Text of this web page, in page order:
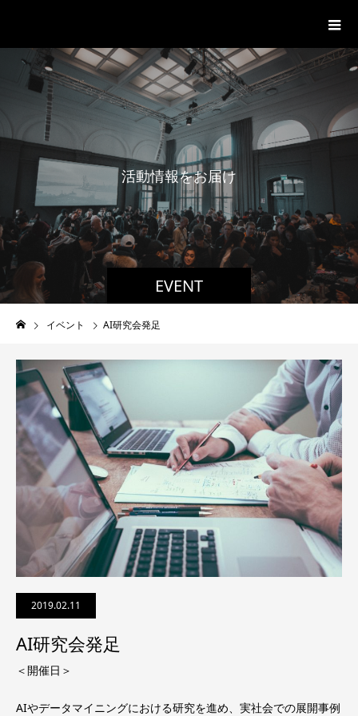
一般社団法人グローバル都市経営学
EVENT
活動情報をお届け
イベント AI研究会発足
2019.02.11
AI研究会発足
＜開催日＞
AIやデータマイニングにおける研究を進め、実社会での展開事例